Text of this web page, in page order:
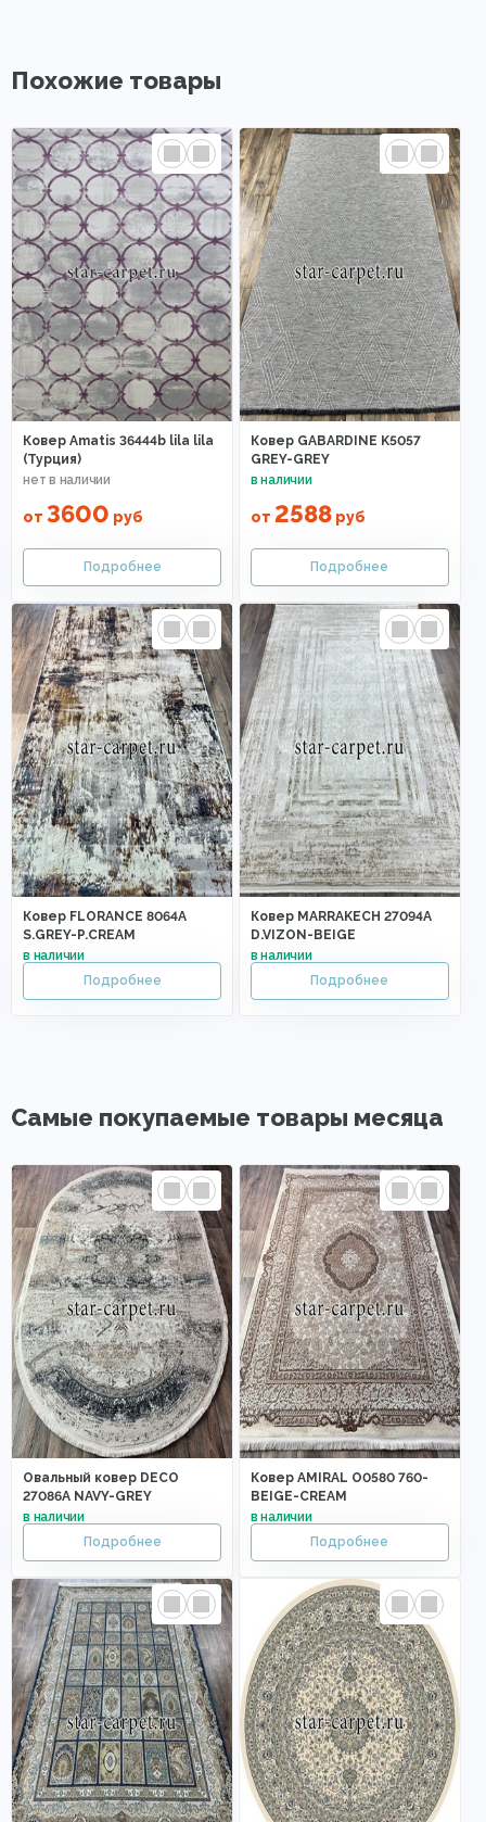
Похожие товары
Ковер Amatis 36444b lila lila
(Турция)
от 3600 руб
Ковер GABARDINE K5057
GREY-GREY
от 2588руб
Ковер FLORANCE 8064A
S.GREY-P.CREAM
Ковер MARRAKECH 27094A
D.VIZON-BEIGE
Самые покупаемые товары месяца
Овальный ковер DECO
27086A NAVY-GREY
Ковер AMIRAL O0580 760-
BEIGE-CREAM